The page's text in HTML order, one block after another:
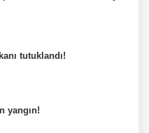
tutuklandı!
yangın!